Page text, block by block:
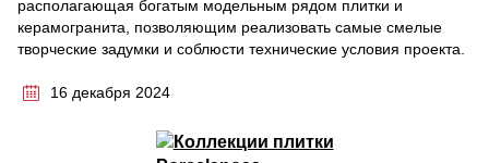
располагающая богатым модельным рядом плитки и
керамогранита, позволяющим реализовать самые смелые
творческие задумки и соблюсти технические условия проекта.
16 декабря 2024